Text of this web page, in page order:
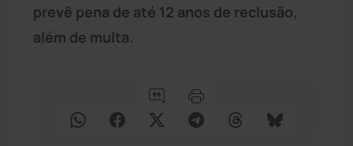
prevê pena de até 12 anos de reclusão,
além de multa.